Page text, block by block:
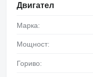
Двигател
Марка:
Мощност:
Гориво: